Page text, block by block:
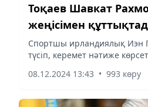
Тоқаев Шавкат
жеңісімен
Спортшы ирландиялық Иэн
түсіп, керемет нәтиже
08.12.2024 13:43 • 993 көру